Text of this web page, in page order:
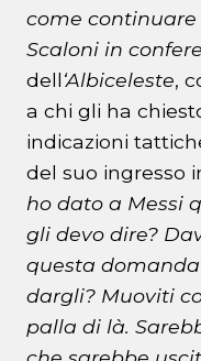
come continuare
Scaloni in
dell‘Albiceleste,
a chi gli ha
indicazioni
del suo ingresso
ho dato a Messi
gli devo dire?
questa
dargli? Muoviti
palla di là.